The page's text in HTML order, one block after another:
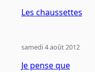
Les chaussettes
Je pense que
samedi 4 août 2012